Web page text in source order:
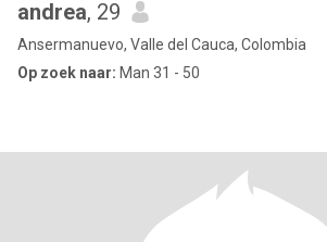
andrea, 29
Ansermanuevo, Valle del Cauca, Colombia
Op zoek naar: Man 31 - 50